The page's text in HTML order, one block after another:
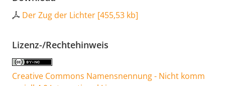
Der Zug der Lichter [455,53 kb]
Lizenz-/Rechtehinweis
Creative Commons Namensnennung - Nicht komm